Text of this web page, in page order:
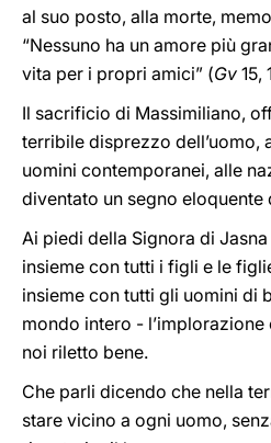
al suo posto, alla morte,
“Nessuno ha un amore più
vita per i propri amici” (Gv 15,
Il sacrificio di Massimiliano,
terribile disprezzo dell’uomo,
uomini contemporanei, alle
diventato un segno
Ai piedi della Signora di
insieme con tutti i figli e le
insieme con tutti gli uomini di
mondo intero -
noi riletto bene.
Che parli dicendo che nella
stare vicino a ogni uomo,